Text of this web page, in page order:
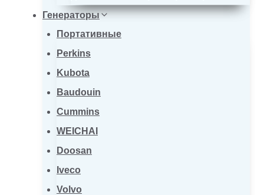
Генераторы
Портативные
Perkins
Kubota
Baudouin
Cummins
WEICHAI
Doosan
Iveco
Volvo